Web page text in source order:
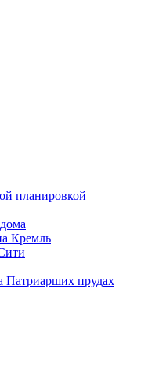
планировкой
Кремль
Патриарших прудах